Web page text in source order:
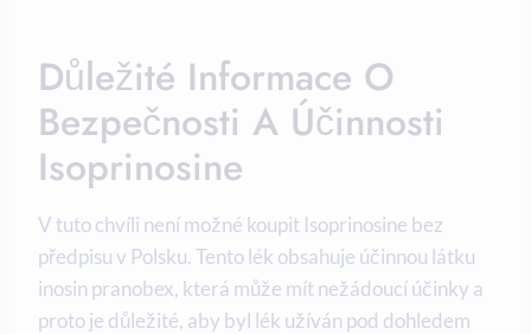
Důležité Informace O
Bezpečnosti A Účinnosti
Isoprinosine
V tuto chvíli není možné koupit Isoprinosine bez
předpisu v Polsku. Tento lék obsahuje účinnou látku
inosin pranobex, která může mít nežádoucí účinky a
proto je důležité, aby byl lék užíván pod dohledem